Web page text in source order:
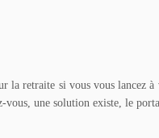
la retraite si vous vous lancez
vous, une solution existe, le